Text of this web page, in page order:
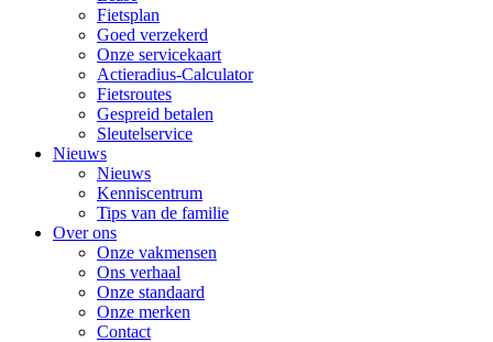
Fietsplan
Goed verzekerd
Onze servicekaart
Actieradius-Calculator
Fietsroutes
Gespreid betalen
Sleutelservice
Nieuws
Nieuws
Kenniscentrum
Tips van de familie
Over ons
Onze vakmensen
Ons verhaal
Onze standaard
Onze merken
Contact